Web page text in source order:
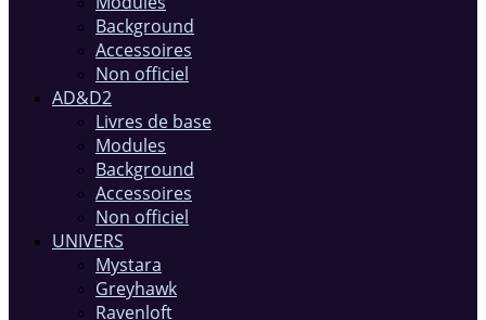
Background
Accessoires
Non officiel
AD&D2
Livres de base
Modules
Background
Accessoires
Non officiel
UNIVERS
Mystara
Greyhawk
Ravenloft